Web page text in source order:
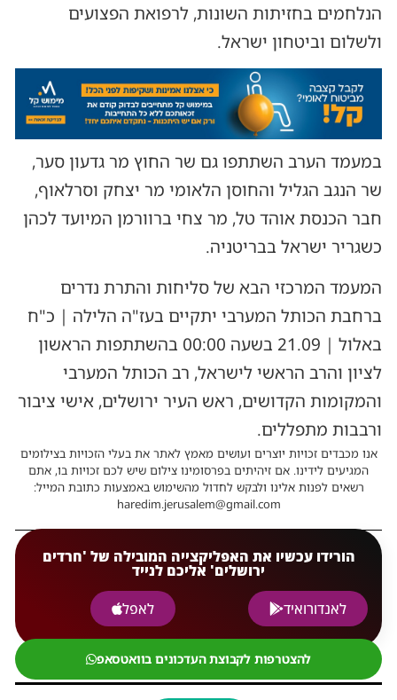
הנלחמים בחזיתות השונות, לרפואת הפצועים
ולשלום וביטחון ישראל.
במעמד הערב השתתפו גם שר החוץ מר גדעון סער,
שר הנגב הגליל והחוסן הלאומי מר יצחק וסרלאוף,
חבר הכנסת אוהד טל, מר צחי ברוורמן המיועד לכהן
כשגריר ישראל בבריטניה.
המעמד המרכזי הבא של סליחות והתרת נדרים
ברחבת הכותל המערבי יתקיים בעז"ה הלילה | כ"ח
באלול | 21.09 בשעה 00:00 בהשתתפות הראשון
לציון והרב הראשי לישראל, רב הכותל המערבי
והמקומות הקדושים, ראש העיר ירושלים, אישי ציבור
ורבבות מתפללים.
אנו מכבדים זכויות יוצרים ועושים מאמץ לאתר את בעלי הזכויות בצילומים
המגיעים לידינו. אם זיהיתים בפרסומינו צילום שיש לכם זכויות בו, אתם
רשאים לפנות אלינו ולבקש לחדול מהשימוש באמצעות כתובת המייל:
haredim.jerusalem@gmail.com
הורידו עכשיו את האפליקצייה המובילה של 'חרדים
ירושלים' אליכם לנייד
לאנדורואיד
לאפל
להצטרפות לקבוצת העדכונים בוואטסאפ